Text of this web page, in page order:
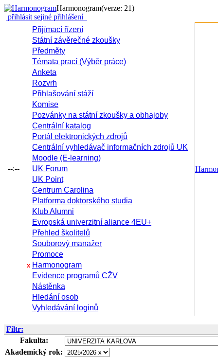
Harmonogram(verze: 21)
přihlásit sejiné přihlášení
--:--
Přijímací řízení
Státní závěrečné zkoušky
Předměty
Témata prací (Výběr práce)
Anketa
Rozvrh
Přihlašování stáží
Komise
Pozvánky na státní zkoušky a obhajoby
Centrální katalog
Portál elektronických zdrojů
Centrální vyhledávač informačních zdrojů UK
Moodle (E-learning)
UK Forum
UK Point
Centrum Carolina
Platforma doktorského studia
Klub Alumni
Evropská univerzitní aliance 4EU+
Přehled školitelů
Souborový manažer
Promoce
x Harmonogram
Evidence programů CŽV
Nástěnka
Hledání osob
Vyhledávání loginů
Filtr:
Fakulta:
Akademický rok: